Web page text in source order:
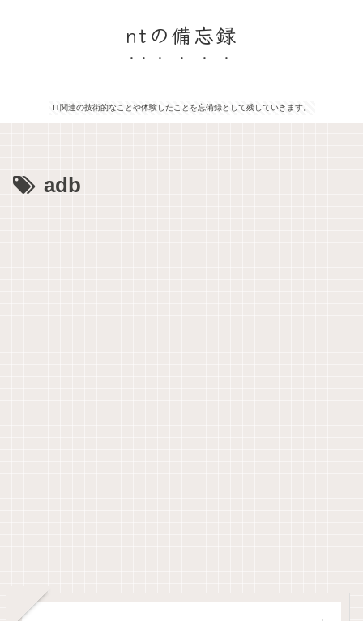
ntの備忘録
IT関連の技術的なことや体験したことを忘備録として残していきます。
adb